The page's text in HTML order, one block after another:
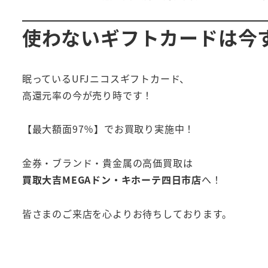
使わないギフトカードは今
眠っているUFJニコスギフトカード、
高還元率の今が売り時です！
【最大額面97％】でお買取り実施中！
金券・ブランド・貴金属の高価買取は
買取大吉MEGAドン・キホーテ四日市店へ！
皆さまのご来店を心よりお待ちしております。